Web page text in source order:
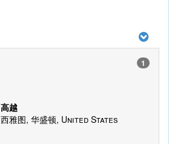
1
高越
西雅图, 华盛顿, United States